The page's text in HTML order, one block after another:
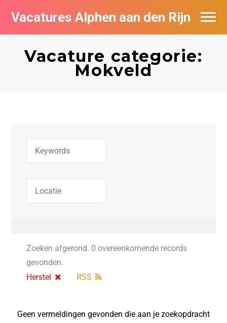
Vacatures Alphen aan den Rijn
Vacature categorie:
Mokveld
Zoeken afgerond. 0 overeenkomende records
gevonden.
Herstel
RSS
Geen vermeldingen gevonden die aan je zoekopdracht
Vacatures per bedrijf in Alphen aan den
Rijn
De populairste vacatures in Alphen aan